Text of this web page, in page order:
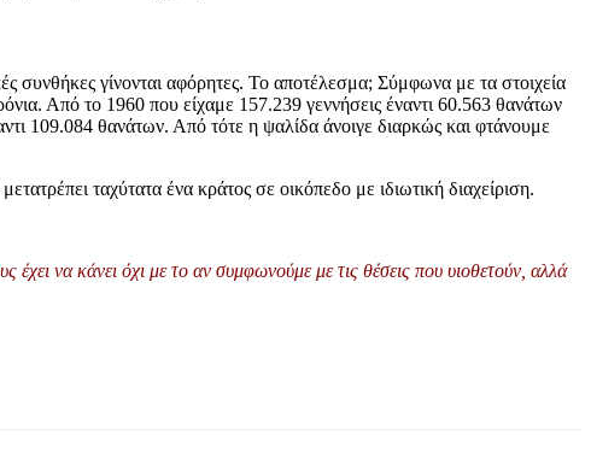
συνθήκες γίνονται αφόρητες. Το αποτέλεσμα; Σύμφωνα με τα στοιχεία
Από το 1960 που είχαμε 157.239 γεννήσεις έναντι 60.563 θανάτων
109.084 θανάτων. Από τότε η ψαλίδα άνοιγε διαρκώς και φτάνουμε
ταχύτατα ένα κράτος σε οικόπεδο με ιδιωτική διαχείριση.
να κάνει όχι με το αν συμφωνούμε με τις θέσεις που υιοθετούν, αλλά